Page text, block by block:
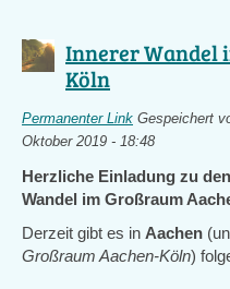
Innerer Wandel
Köln
Permanenter Link Gespeichert
Oktober 2019 - 18:48
Herzliche Einladung zu
Wandel im Großraum
Derzeit gibt es in Aachen
Großraum Aachen-Köln)